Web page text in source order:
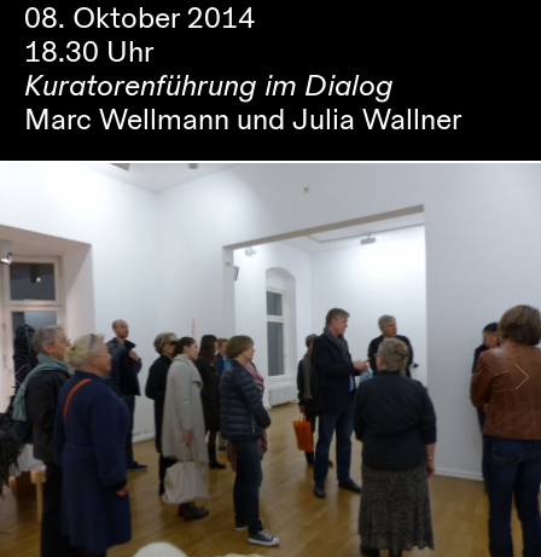
08. Oktober 2014
18.30 Uhr
Kuratorenführung im Dialog
Marc Wellmann und Julia Wallner